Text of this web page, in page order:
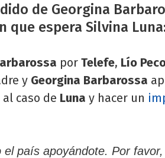
de Georgina
espera Silvina
por Telefe, Lío
y Georgina Barbarossa
caso de Luna y hacer un
el país apoyándote. Por